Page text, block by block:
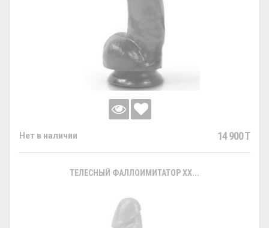
Нет в наличии 14 900 T
ТЕЛЕСНЫЙ ФАЛЛОИМИТАТОР XX...